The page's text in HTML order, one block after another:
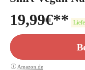
19,99€
Amazon.de